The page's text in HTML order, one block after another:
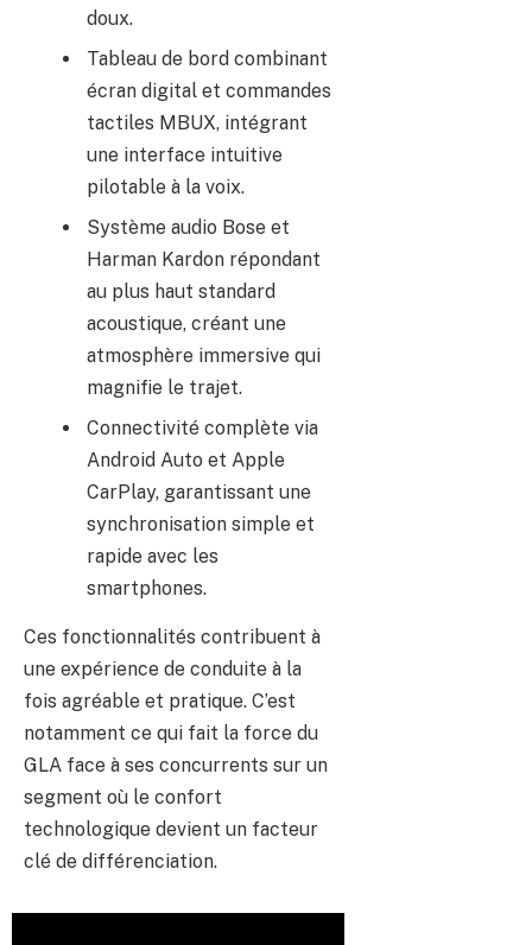
doux.
Tableau de bord combinant
écran digital et commandes
tactiles MBUX, intégrant
une interface intuitive
pilotable à la voix.
Système audio Bose et
Harman Kardon répondant
au plus haut standard
acoustique, créant une
atmosphère immersive qui
magnifie le trajet.
Connectivité complète via
Android Auto et Apple
CarPlay, garantissant une
synchronisation simple et
rapide avec les
smartphones.
Ces fonctionnalités contribuent à
une expérience de conduite à la
fois agréable et pratique. C’est
notamment ce qui fait la force du
GLA face à ses concurrents sur un
segment où le confort
technologique devient un facteur
clé de différenciation.